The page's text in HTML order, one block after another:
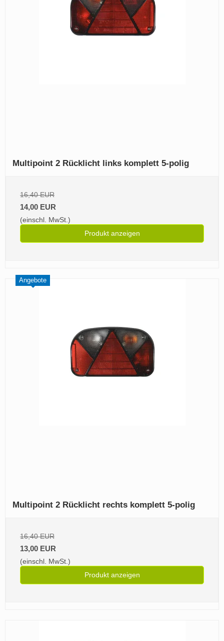
Multipoint 2 Rücklicht links komplett 5-polig
16,40 EUR
14,00 EUR
(einschl. MwSt.)
Produkt anzeigen
Angebote
Multipoint 2 Rücklicht rechts komplett 5-polig
16,40 EUR
13,00 EUR
(einschl. MwSt.)
Produkt anzeigen